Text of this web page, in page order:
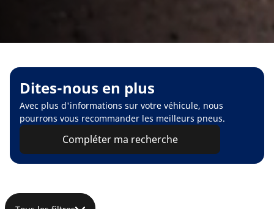
Dites-nous en plus
Avec plus d'informations sur votre véhicule, nous
pourrons vous recommander les meilleurs pneus.
Compléter ma recherche